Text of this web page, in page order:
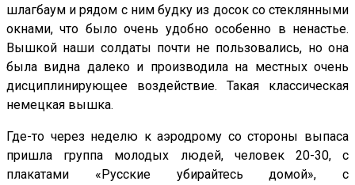
шлагбаум и рядом с ним будку из досок со стеклянными
окнами, что было очень удобно особенно в ненастье.
Вышкой наши солдаты почти не пользовались, но она
была видна далеко и производила на местных очень
дисциплинирующее воздействие. Такая классическая
немецкая вышка.
Где-то через неделю к аэродрому со стороны выпаса
пришла группа молодых людей, человек 20-30, с
плакатами «Русские убирайтесь домой», с